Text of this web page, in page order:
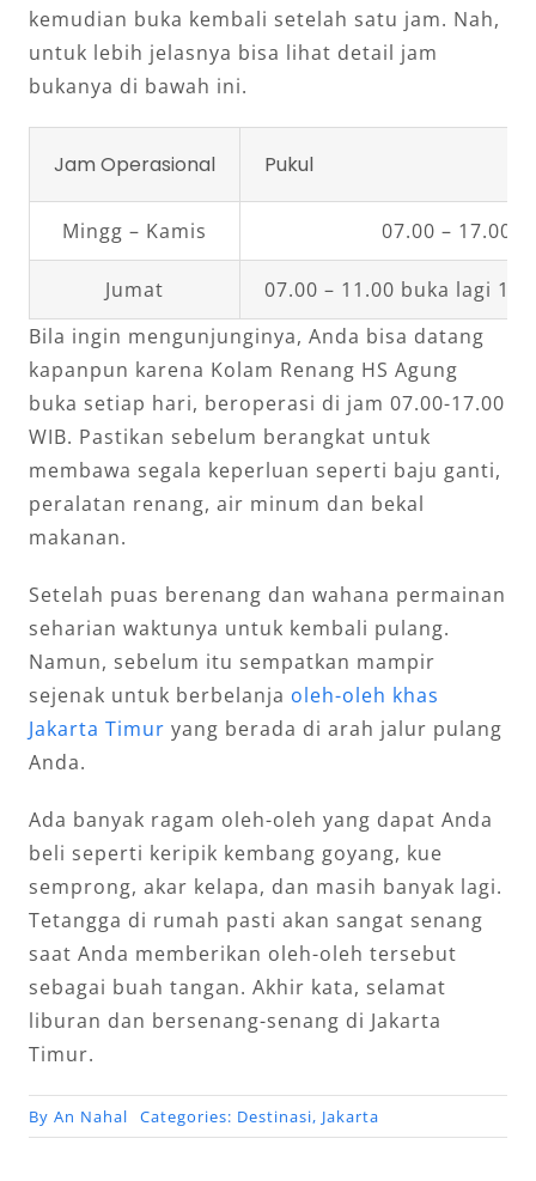
kemudian buka kembali setelah satu jam. Nah,
untuk lebih jelasnya bisa lihat detail jam
bukanya di bawah ini.
Jam Operasional Pukul
Mingg – Kamis 07.00 – 17.00
Jumat
07.00 – 11.00 buka lagi
Bila ingin mengunjunginya, Anda bisa datang
kapanpun karena Kolam Renang HS Agung
buka setiap hari, beroperasi di jam 07.00-17.00
WIB. Pastikan sebelum berangkat untuk
membawa segala keperluan seperti baju ganti,
peralatan renang, air minum dan bekal
makanan.
Setelah puas berenang dan wahana permainan
seharian waktunya untuk kembali pulang.
Namun, sebelum itu sempatkan mampir
sejenak untuk berbelanja oleh-oleh khas
Jakarta Timur yang berada di arah jalur pulang
Anda.
Ada banyak ragam oleh-oleh yang dapat Anda
beli seperti keripik kembang goyang, kue
semprong, akar kelapa, dan masih banyak lagi.
Tetangga di rumah pasti akan sangat senang
saat Anda memberikan oleh-oleh tersebut
sebagai buah tangan. Akhir kata, selamat
liburan dan bersenang-senang di Jakarta
Timur.
By An Nahal Categories: Destinasi, Jakarta